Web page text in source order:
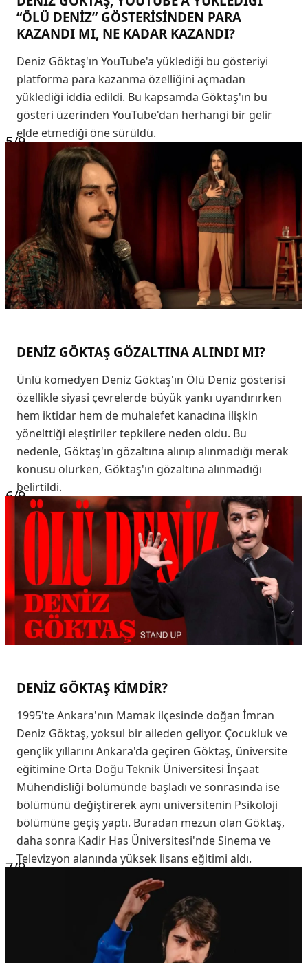
“ÖLÜ DENİZ” GÖSTERİSİNDEN PARA
KAZANDI MI, NE KADAR KAZANDI?
Deniz Göktaş'ın YouTube'a yüklediği bu gösteriyi
platforma para kazanma özelliğini açmadan
yüklediği iddia edildi. Bu kapsamda Göktaş'ın bu
gösteri üzerinden YouTube'dan herhangi bir gelir
elde etmediği öne sürüldü.
5/9
DENİZ GÖKTAŞ GÖZALTINA ALINDI MI?
Ünlü komedyen Deniz Göktaş'ın Ölü Deniz gösterisi
özellikle siyasi çevrelerde büyük yankı uyandırırken
hem iktidar hem de muhalefet kanadına ilişkin
yönelttiği eleştiriler tepkilere neden oldu. Bu
nedenle, Göktaş'ın gözaltına alınıp alınmadığı merak
konusu olurken, Göktaş'ın gözaltına alınmadığı
belirtildi.
6/9
DENİZ GÖKTAŞ KİMDİR?
1995'te Ankara'nın Mamak ilçesinde doğan İmran
Deniz Göktaş, yoksul bir aileden geliyor. Çocukluk ve
gençlik yıllarını Ankara'da geçiren Göktaş, üniversite
eğitimine Orta Doğu Teknik Üniversitesi İnşaat
Mühendisliği bölümünde başladı ve sonrasında ise
bölümünü değiştirerek aynı üniversitenin Psikoloji
bölümüne geçiş yaptı. Buradan mezun olan Göktaş,
daha sonra Kadir Has Üniversitesi'nde Sinema ve
Televizyon alanında yüksek lisans eğitimi aldı.
7/9